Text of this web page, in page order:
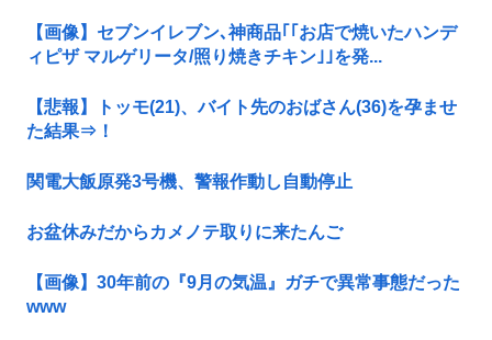
【画像】セブンイレブン､神商品｢｢お店で焼いたハンデ
ィピザ マルゲリータ/照り焼きチキン｣｣を発...
【悲報】トッモ(21)、バイト先のおばさん(36)を孕ませ
た結果⇒！
関電大飯原発3号機、警報作動し自動停止
お盆休みだからカメノテ取りに来たんご
【画像】30年前の『9月の気温』ガチで異常事態だった
www